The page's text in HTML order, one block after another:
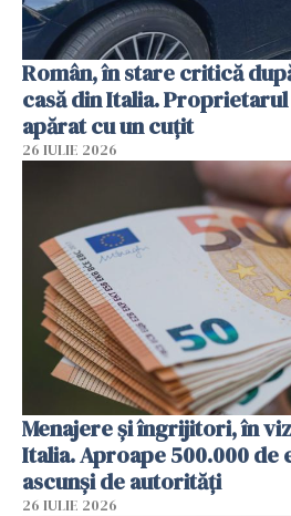
Român, în stare critică
casă din Italia. Proprietarul
apărat cu un cuțit
26 IULIE 2026
Menajere și îngrijitori, în
Italia. Aproape 500.000
ascunși de autorități
26 IULIE 2026